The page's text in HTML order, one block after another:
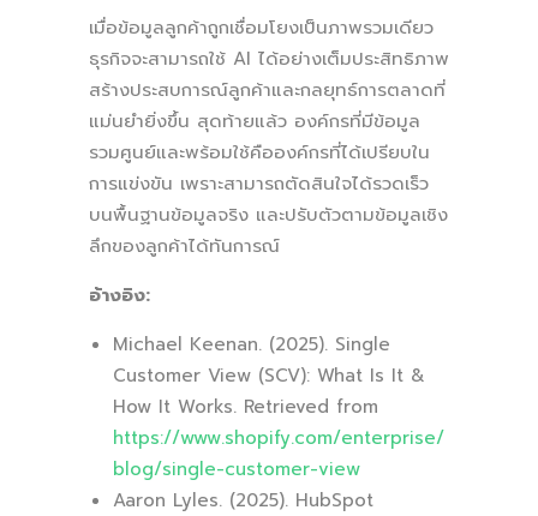
เมื่อข้อมูลลูกค้าถูกเชื่อมโยงเป็นภาพรวมเดียว
ธุรกิจจะสามารถใช้ AI ได้อย่างเต็มประสิทธิภาพ
สร้างประสบการณ์ลูกค้าและกลยุทธ์การตลาดที่
แม่นยำยิ่งขึ้น สุดท้ายแล้ว องค์กรที่มีข้อมูล
รวมศูนย์และพร้อมใช้คือองค์กรที่ได้เปรียบใน
การแข่งขัน เพราะสามารถตัดสินใจได้รวดเร็ว
บนพื้นฐานข้อมูลจริง และปรับตัวตามข้อมูลเชิง
ลึกของลูกค้าได้ทันการณ์
อ้างอิง:
Michael Keenan. (2025). Single
Customer View (SCV): What Is It &
How It Works. Retrieved from
https://www.shopify.com/enterprise/
blog/single-customer-view
Aaron Lyles. (2025). HubSpot